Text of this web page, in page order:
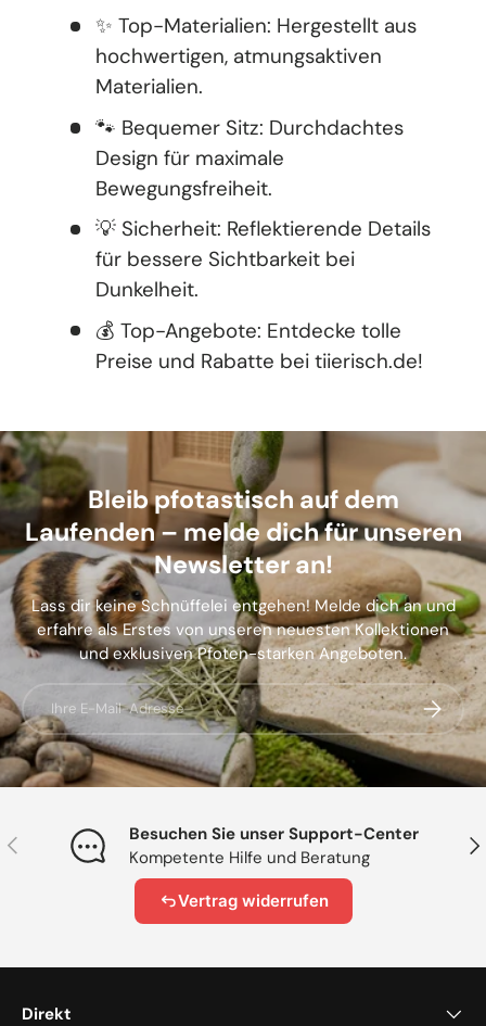
✨ Top-Materialien: Hergestellt aus
hochwertigen, atmungsaktiven
Materialien.
🐾 Bequemer Sitz: Durchdachtes
Design für maximale
Bewegungsfreiheit.
💡 Sicherheit: Reflektierende Details
für bessere Sichtbarkeit bei
Dunkelheit.
💰 Top-Angebote: Entdecke tolle
Preise und Rabatte bei tiierisch.de!
Bleib pfotastisch auf dem
Laufenden – melde dich für unseren
Newsletter an!
Lass dir keine Schnüffelei entgehen! Melde dich an und
erfahre als Erstes von unseren neuesten Kollektionen
und exklusiven Pfoten-starken Angeboten.
Vorherige
Besuchen Sie unser Support-Center
Kompetente Hilfe und Beratung
Vertrag widerrufen
Direkt